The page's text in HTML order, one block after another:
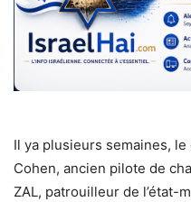
Il ya plusieurs semaines,
Cohen, ancien pilote de
ZAL, patrouilleur de l’état-